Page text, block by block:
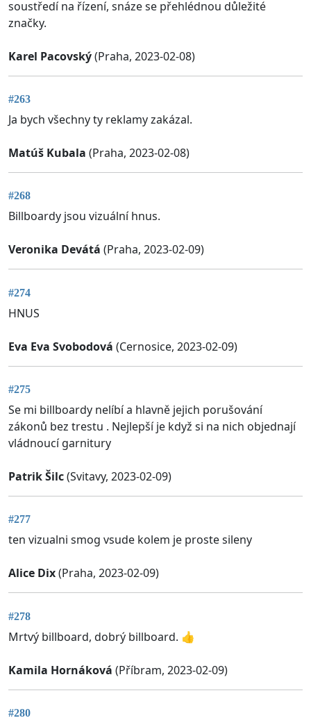
soustředí na řízení, snáze se přehlédnou důležité
značky.
Karel Pacovský(Praha, 2023-02-08)
#263
Ja bych všechny ty reklamy zakázal.
Matúš Kubala (Praha, 2023-02-08)
#268
Billboardy jsou vizuální hnus.
Veronika Devátá (Praha, 2023-02-09)
#274
HNUS
Eva Eva Svobodová (Cernosice, 2023-02-09)
#275
Se mi billboardy nelíbí a hlavně jejich porušování
zákonů bez trestu . Nejlepší je když si na nich objednají
vládnoucí garnitury
Patrik Šilc(Svitavy, 2023-02-09)
#277
ten vizualni smog vsude kolem je proste sileny
Alice Dix(Praha, 2023-02-09)
#278
Mrtvý billboard, dobrý billboard. 👍
Kamila Hornáková (Příbram, 2023-02-09)
#280